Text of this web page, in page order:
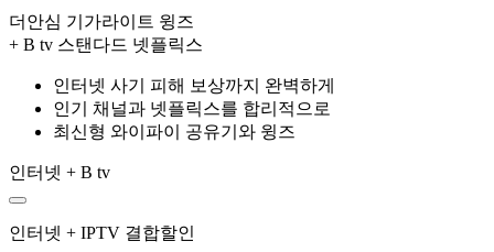
더안심 기가라이트 윙즈
+ B tv 스탠다드 넷플릭스
인터넷 사기 피해 보상까지 완벽하게
인기 채널과 넷플릭스를 합리적으로
최신형 와이파이 공유기와 윙즈
인터넷 + B tv
인터넷 + IPTV 결합할인